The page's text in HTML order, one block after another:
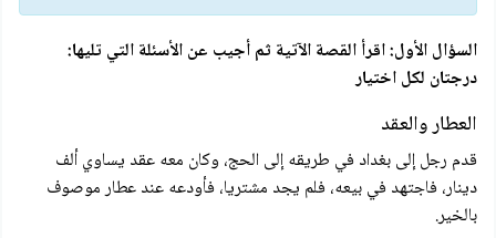
السؤال الأول: اقرأ القصة الآتية ثم أجيب عن الأسئلة التي تليها:
درجتان لكل اختيار
العطار والعقد
قدم رجل إلى بغداد في طريقه إلى الحج، وكان معه عقد يساوي ألف
دينار، فاجتهد في بيعه، فلم يجد مشتريا، فأودعه عند عطار موصوف
بالخير.